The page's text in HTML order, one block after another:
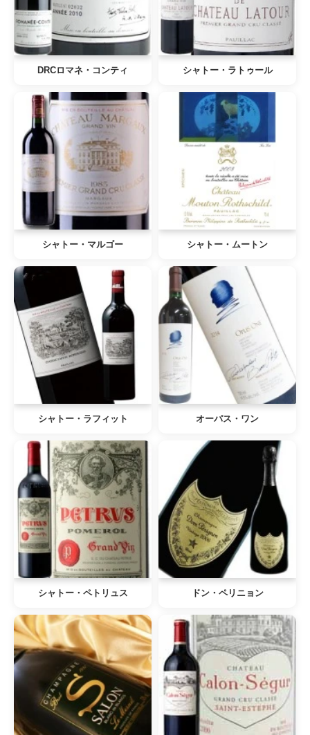
DRCロマネ・コンティ シャトー・ラトゥール
シャトー・マルゴー シャトー・ムートン
シャトー・ラフィット オーパス・ワン
シャトー・ペトリュス ドン・ペリニョン